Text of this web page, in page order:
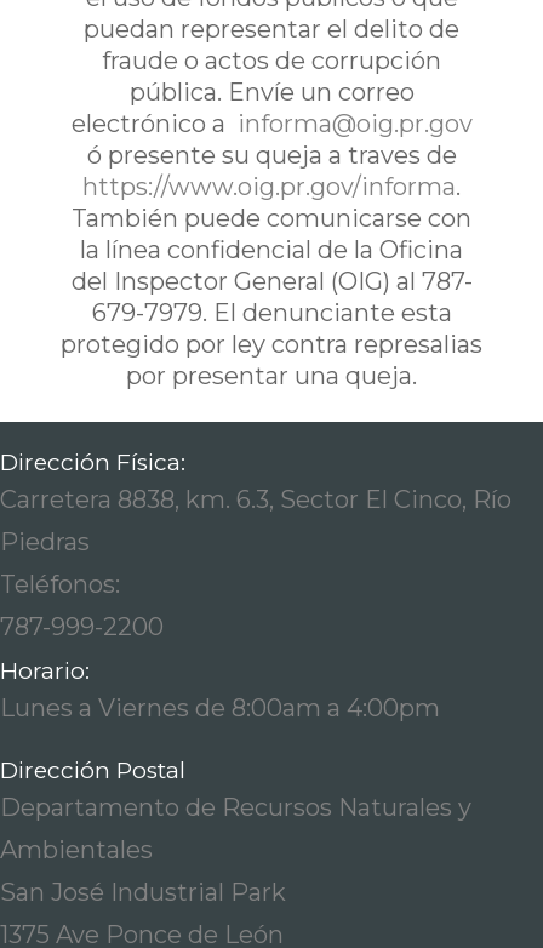
puedan representar el delito de
fraude o actos de corrupción
pública. Envíe un correo
electrónico a informa@oig.pr.gov
ó presente su queja a traves de
https://www.oig.pr.gov/informa.
También puede comunicarse con
la línea confidencial de la Oficina
del Inspector General (OIG) al 787-
679-7979. El denunciante esta
protegido por ley contra represalias
por presentar una queja.
Dirección Física:
Carretera 8838, km. 6.3, Sector El Cinco, Río
Piedras
Teléfonos:
787-999-2200
Horario:
Lunes a Viernes de 8:00am a 4:00pm
Dirección Postal
Departamento de Recursos Naturales y
Ambientales
San José Industrial Park
1375 Ave Ponce de León